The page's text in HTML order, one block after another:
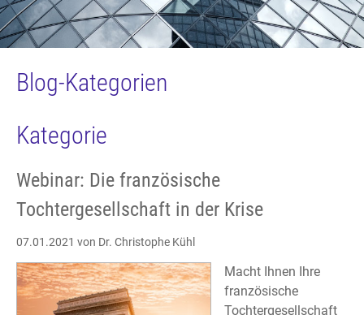
Blog-Kategorien
Kategorie
Webinar: Die französische
Tochtergesellschaft in der Krise
07.01.2021 von Dr. Christophe Kühl
Macht Ihnen Ihre
französische
Tochtergesellschaft